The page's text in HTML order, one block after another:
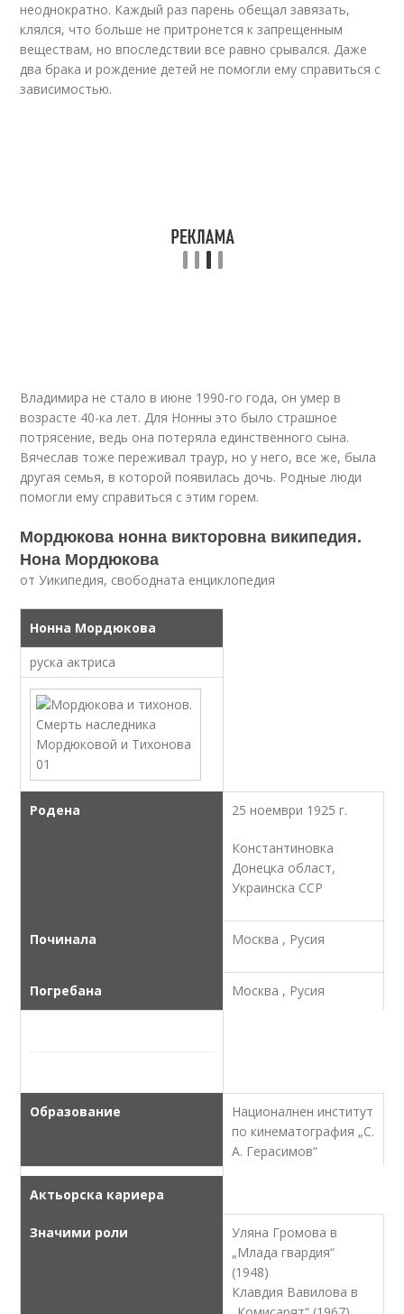
неоднократно. Каждый раз парень обещал завязать,
клялся, что больше не притронется к запрещенным
веществам, но впоследствии все равно срывался. Даже
два брака и рождение детей не помогли ему справиться с
зависимостью.
Владимира не стало в июне 1990-го года, он умер в
возрасте 40-ка лет. Для Нонны это было страшное
потрясение, ведь она потеряла единственного сына.
Вячеслав тоже переживал траур, но у него, все же, была
другая семья, в которой появилась дочь. Родные люди
помогли ему справиться с этим горем.
Мордюкова нонна викторовна википедия.
Нона Мордюкова
от Уикипедия, свободната енциклопедия
Нонна Мордюкова
руска актриса
Родена 25 ноември 1925 г.
Константиновка
Донецка област,
Украинска ССР
Починала Москва , Русия
Погребана Москва , Русия
Образование
Националнен институт
по кинематография „С.
А. Герасимов“
Актьорска кариера
Значими роли
Уляна Громова в
„Млада гвардия“
(1948)
Клавдия Вавилова в